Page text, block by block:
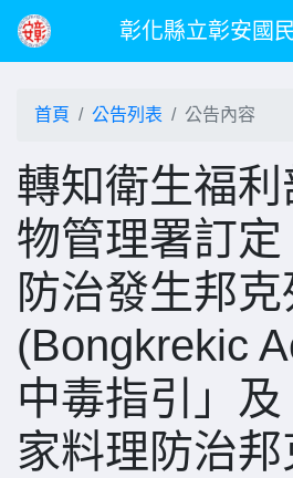
彰化縣立彰安國
首頁 公告列表 公告內容
轉知衛生福
物管理署訂
防治發生邦
(Bongkrekic
中毒指引」
家料理防治